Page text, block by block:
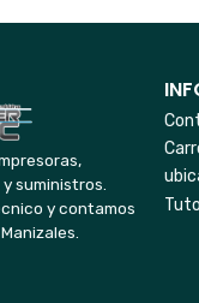
suministros.
y contamos